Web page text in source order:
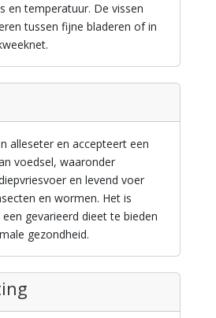
en temperatuur. De vissen
tussen fijne bladeren of in
alleseter en accepteert een
voedsel, waaronder
en levend voer
en wormen. Het is
gevarieerd dieet te bieden
gezondheid.